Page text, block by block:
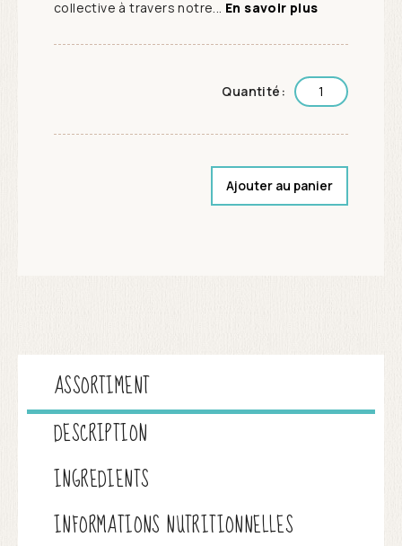
collective à travers notre... En savoir plus
Quantité:
Ajouter au panier
ASSORTIMENT
DESCRIPTION
INGREDIENTS
INFORMATIONS NUTRITIONNELLES